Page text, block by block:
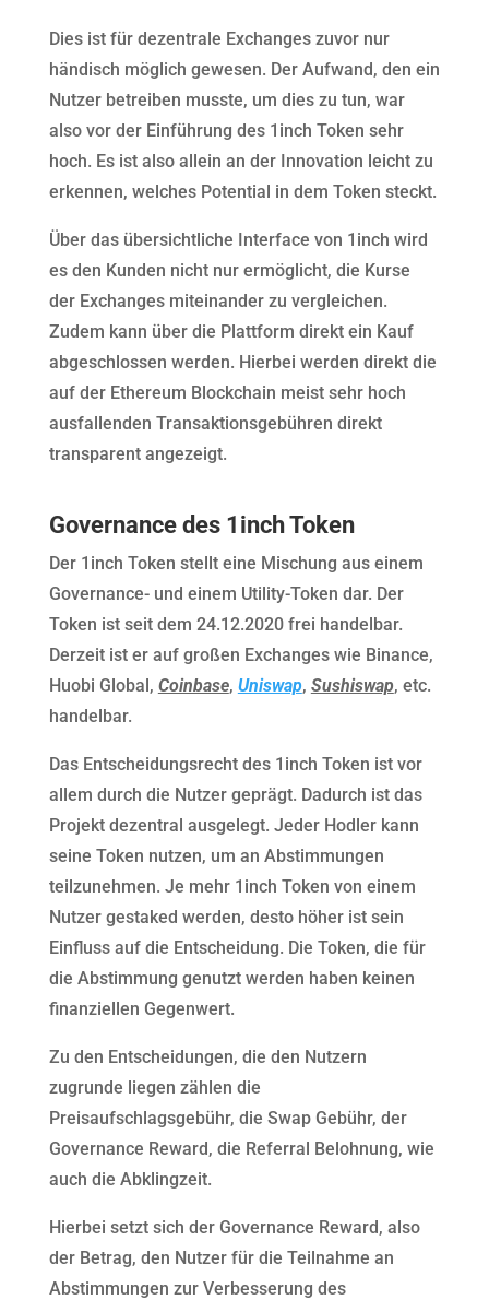
Dies ist für dezentrale Exchanges zuvor nur
händisch möglich gewesen. Der Aufwand, den ein
Nutzer betreiben musste, um dies zu tun, war
also vor der Einführung des 1inch Token sehr
hoch. Es ist also allein an der Innovation leicht zu
erkennen, welches Potential in dem Token steckt.
Über das übersichtliche Interface von 1inch wird
es den Kunden nicht nur ermöglicht, die Kurse
der Exchanges miteinander zu vergleichen.
Zudem kann über die Plattform direkt ein Kauf
abgeschlossen werden. Hierbei werden direkt die
auf der Ethereum Blockchain meist sehr hoch
ausfallenden Transaktionsgebühren direkt
transparent angezeigt.
Governance des 1inch Token
Der 1inch Token stellt eine Mischung aus einem
Governance- und einem Utility-Token dar. Der
Token ist seit dem 24.12.2020 frei handelbar.
Derzeit ist er auf großen Exchanges wie Binance,
Huobi Global, Coinbase, Uniswap, Sushiswap, etc.
handelbar.
Das Entscheidungsrecht des 1inch Token ist vor
allem durch die Nutzer geprägt. Dadurch ist das
Projekt dezentral ausgelegt. Jeder Hodler kann
seine Token nutzen, um an Abstimmungen
teilzunehmen. Je mehr 1inch Token von einem
Nutzer gestaked werden, desto höher ist sein
Einfluss auf die Entscheidung. Die Token, die für
die Abstimmung genutzt werden haben keinen
finanziellen Gegenwert.
Zu den Entscheidungen, die den Nutzern
zugrunde liegen zählen die
Preisaufschlagsgebühr, die Swap Gebühr, der
Governance Reward, die Referral Belohnung, wie
auch die Abklingzeit.
Hierbei setzt sich der Governance Reward, also
der Betrag, den Nutzer für die Teilnahme an
Abstimmungen zur Verbesserung des